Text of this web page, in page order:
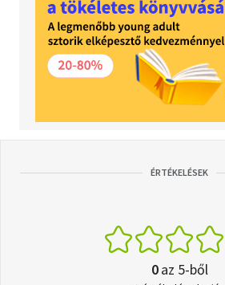
ÉRTÉKELÉSEK
0az 5-ből